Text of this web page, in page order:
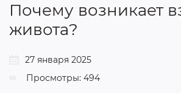
Почему возникает
живота?
27 января 2025
Просмотры: 494